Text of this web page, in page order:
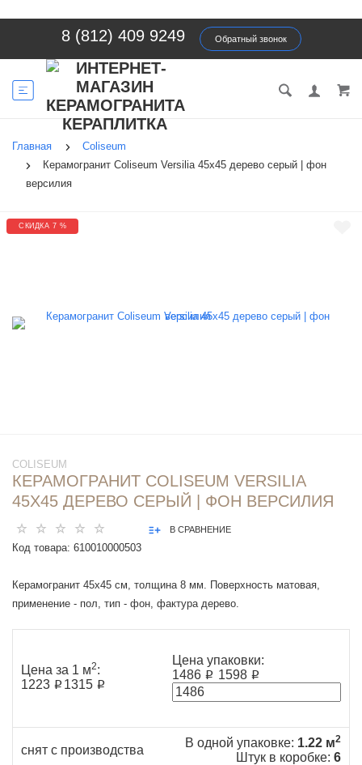
8 (812) 409 9249 Обратный звонок
Главная
Coliseum
Керамогранит Coliseum Versilia 45х45 дерево серый | фон
версилия
СКИДКА 7 %
COLISEUM
КЕРАМОГРАНИТ COLISEUM VERSILIA
45Х45 ДЕРЕВО СЕРЫЙ | ФОН ВЕРСИЛИЯ
В СРАВНЕНИЕ
Код товара: 610010000503
Керамогранит 45x45 см, толщина 8 мм. Поверхность матовая,
применение - пол, тип - фон, фактура дерево.
Цена за 1 м2:
1223 ₽ 1315 ₽
Цена упаковки:
1486 ₽ 1598 ₽
снят с производства
В одной упаковке: 1.22 м2
Штук в коробке: 6